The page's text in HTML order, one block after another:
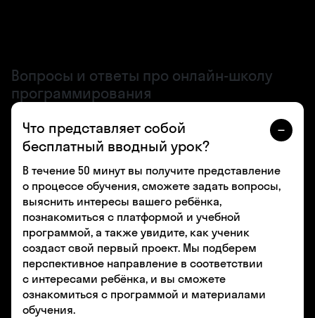
Вопросы и ответы про онлайн-школу
программирования
Что представляет собой
бесплатный вводный урок?
В течение 50 минут вы получите представление
о процессе обучения, сможете задать вопросы,
выяснить интересы вашего ребёнка,
познакомиться с платформой и учебной
программой, а также увидите, как ученик
создаст свой первый проект. Мы подберем
перспективное направление в соответствии
с интересами ребёнка, и вы сможете
ознакомиться с программой и материалами
обучения.